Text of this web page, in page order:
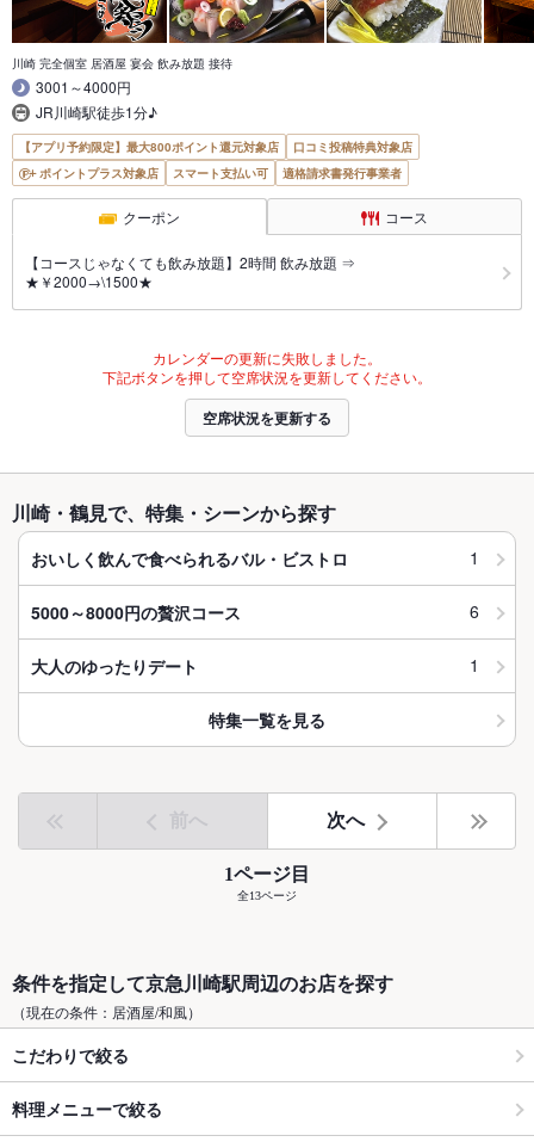
川崎 完全個室 居酒屋 宴会 飲み放題 接待
3001～4000円
JR川崎駅徒歩1分♪
【アプリ予約限定】最大800ポイント還元対象店
口コミ投稿特典対象店
ポイントプラス対象店
スマート支払い可 適格請求書発行事業者
クーポン コース
【コースじゃなくても飲み放題】2時間 飲み放題 ⇒
★￥2000→\1500★
カレンダーの更新に失敗しました。
下記ボタンを押して空席状況を更新してください。
空席状況を更新する
川崎・鶴見で、特集・シーンから探す
おいしく飲んで食べられるバル・ビストロ 1
5000～8000円の贅沢コース 6
大人のゆったりデート 1
特集一覧を見る
前へ 次へ
1ページ目
全13ページ
条件を指定して京急川崎駅周辺のお店を探す
（現在の条件：居酒屋/和風）
こだわりで絞る
料理メニューで絞る